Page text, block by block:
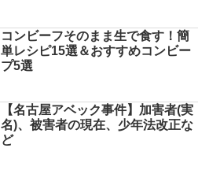
コンビーフそのまま生で食す！簡
単レシピ15選＆おすすめコンビー
プ5選
【名古屋アベック事件】加害者(実
名)、被害者の現在、少年法改正な
ど